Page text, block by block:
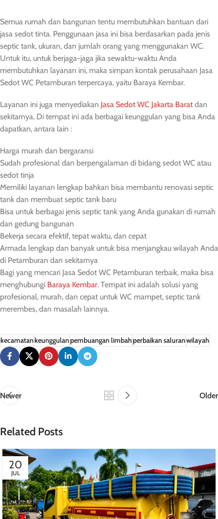
Semua rumah dan bangunan tentu membutuhkan bantuan dari
jasa sedot tinta. Penggunaan jasa ini bisa berdasarkan pada jenis
septic tank, ukuran, dan jumlah orang yang menggunakan WC.
Untuk itu, untuk berjaga-jaga jika sewaktu-waktu Anda
membutuhkan layanan ini, maka simpan kontak perusahaan Jasa
Sedot WC Petamburan terpercaya, yaitu Baraya Kembar.
Layanan ini juga menyediakan Jasa Sedot WC Jakarta Baratdan
sekitarnya. Di tempat ini ada berbagai keunggulan yang bisa Anda
dapatkan, antara lain :
Harga murah dan bergaransi
Sudah profesional dan berpengalaman di bidang sedot WC atau
sedot tinja
Memiliki layanan lengkap bahkan bisa membantu renovasi septic
tank dan membuat septic tank baru
Bisa untuk berbagai jenis septic tank yang Anda gunakan di rumah
dan gedung bangunan
Bekerja secara efektif, tepat waktu, dan cepat
Armada lengkap dan banyak untuk bisa menjangkau wilayah Anda
di Petamburan dan sekitarnya
Bagi yang mencari Jasa Sedot WC Petamburan terbaik, maka bisa
menghubungi Baraya Kembar. Tempat ini adalah solusi yang
profesional, murah, dan cepat untuk WC mampet, septic tank
merembes, dan masalah lainnya.
kecamatankeunggulanpembuangan limbahperbaikan saluranwilayah
Newer Older
Related Posts
20
JUL